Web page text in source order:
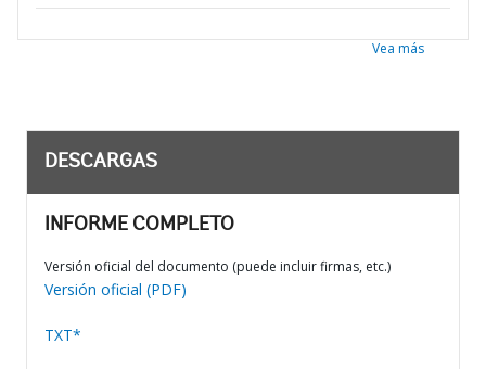
Vea más
DESCARGAS
INFORME COMPLETO
Versión oficial del documento (puede incluir firmas, etc.)
Versión oficial (PDF)
TXT*